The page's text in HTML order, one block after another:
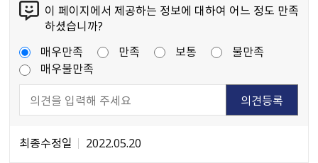
이 페이지에서 제공하는 정보에 대하여 어느 정도 만족
하셨습니까?
매우만족
만족 보통
불만족
매우불만족
최종수정일 2022.05.20